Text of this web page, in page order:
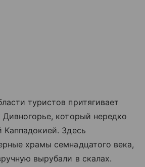
туристов притягивает
Дивногорье, который нередко
Каппадокией. Здесь
храмы семнадцатого века,
вырубали в скалах.